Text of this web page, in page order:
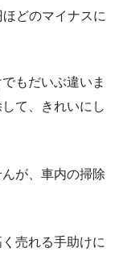
どのマイナスに
もだいぶ違いま
て、きれいにし
が、車内の掃除
売れる手助けに